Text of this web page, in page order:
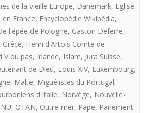
de la vieille Europe, Danemark, Eglise
en France, Encyclopédie Wikipédia,
l'épée de Pologne, Gaston Deferre,
Grêce, Henri d'Artois Comte de
V ou pas, Irlande, Islam, Jura Suisse,
de Dieu, Louis XIV, Luxembourg,
, Malte, Miguélistes du Portugal,
d'Italie, Norvège, Nouvelle-
, OTAN, Outre-mer, Pape, Parlement